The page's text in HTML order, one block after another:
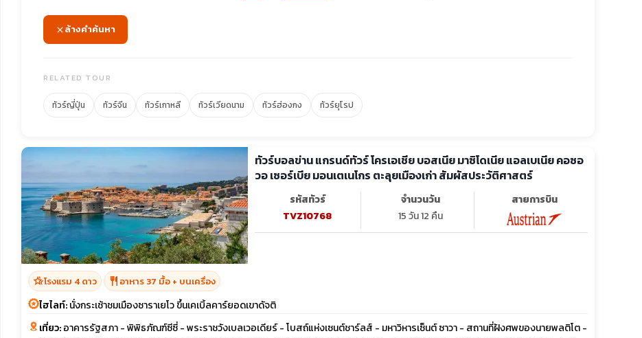
ล้างคำค้นหา
RELATED TOUR
ทัวร์ญี่ปุ่น ทัวร์จีน ทัวร์เกาหลี ทัวร์เวียดนาม ทัวร์ฮ่องกง ทัวร์ยุโรป
ทัวร์บอลข่าน แกรนด์ทัวร์ โครเอเชีย บอสเนีย มาซิโดเนีย แอลเบเนีย คอซอ
วอ เซอร์เบีย มอนเตเนโกร ตะลุยเมืองเก่า สัมผัสประวัติศาสตร์
รหัสทัวร์
TVZ10768
จำนวนวัน
15 วัน 12 คืน
สายการบิน
hotel_classโรงแรม 4 ดาว restaurant อาหาร 37 มื้อ + บนเครื่อง
ไฮไลท์:นั่งกระเช้าชมเมืองซาราเยโว ขึ้นเคเบิ้ลคาร์ยอดเขาดัจติ
เที่ยว:อาคารรัฐสภา - พิพิธภัณฑ์ซีซี่ - พระราชวังเบลเวอเดียร์ - โบสถ์แห่งเซนต์ชาร์ลส์ - มหาวิหารเซ็นต์ ซาวา - สถานที่ฝังศพของนายพลติโต -